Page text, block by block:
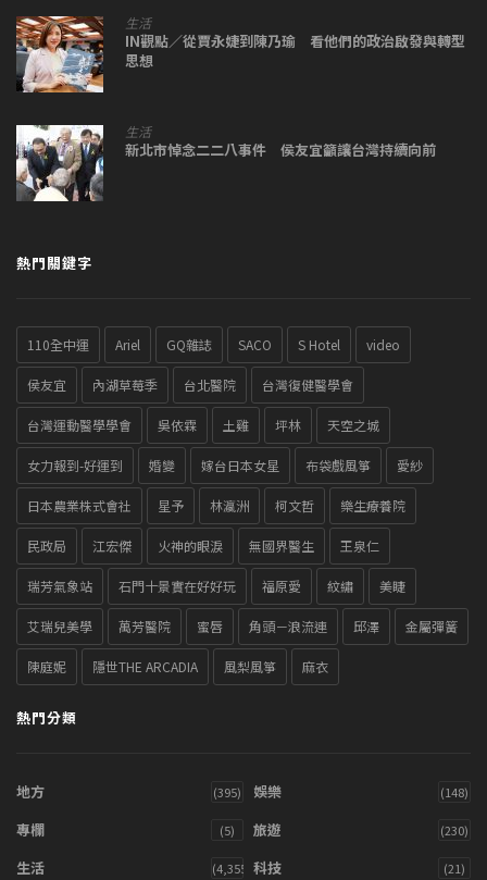
生活
IN觀點／從賈永婕到陳乃瑜 看他們的政治啟發與轉型
思想
生活
新北市悼念二二八事件 侯友宜籲讓台灣持續向前
熱門關鍵字
110全中運 Ariel GQ雜誌 SACO S Hotel video
侯友宜 內湖草莓季 台北醫院 台灣復健醫學會
台灣運動醫學學會 吳依霖 土雞 坪林 天空之城
女力報到-好運到 婚變 嫁台日本女星 布袋戲風箏 愛紗
日本農業株式會社 星予 林瀛洲 柯文哲 樂生療養院
民政局 江宏傑 火神的眼淚 無國界醫生 王泉仁
瑞芳氣象站 石門十景實在好好玩 福原愛 紋繡 美睫
艾瑞兒美學 萬芳醫院 蜜唇 角頭－浪流連 邱澤 金屬彈簧
陳庭妮 隱世THE ARCADIA 風梨風箏 麻衣
熱門分類
地方 (395) 娛樂 (148)
專欄 (5) 旅遊 (230)
生活 (4,355) 科技 (21)